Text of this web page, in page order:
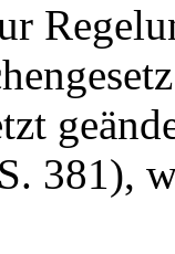
381),